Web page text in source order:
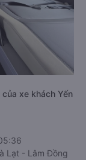
xe khách Yến
Lạt - Lâm Đồng